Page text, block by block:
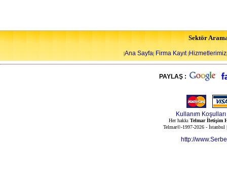
Sektör
|Ana Sayfa| Firma Kayıt|Hizmetlerimiz|
PAYLAŞ :
Kullanım Koşulları
Her hakkı Telmar İletişim
Telmar©-1997-2026 -
http://